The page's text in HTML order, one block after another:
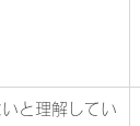
と理解してい